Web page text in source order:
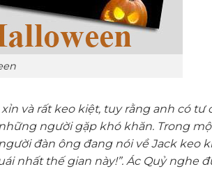
và rất keo kiệt, tuy rằng anh có tư
người gặp khó khăn. Trong
đàn ông đang nói về Jack keo
nhất thế gian này!”. Ác Quỷ nghe